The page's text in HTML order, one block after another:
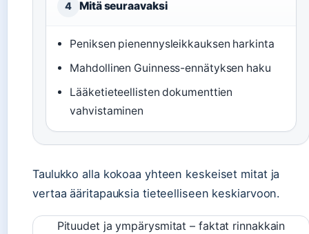
4 Mitä seuraavaksi
Peniksen pienennysleikkauksen harkinta
Mahdollinen Guinness-ennätyksen haku
Lääketieteellisten dokumenttien
vahvistaminen
Taulukko alla kokoaa yhteen keskeiset mitat ja
vertaa ääritapauksia tieteelliseen keskiarvoon.
Pituudet ja ympärysmitat – faktat rinnakkain